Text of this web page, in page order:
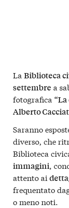
La Biblioteca
settembre a
fotografica
Alberto
Saranno
diverso, che
Biblioteca
immagini,
attento ai
frequentato
o meno noti.